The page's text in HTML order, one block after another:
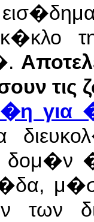
τις
για
δομ�ν
των